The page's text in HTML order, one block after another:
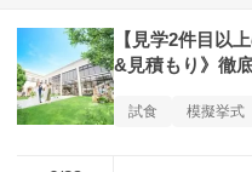
【見学2件目以
&見積もり》徹
試食 模擬挙式